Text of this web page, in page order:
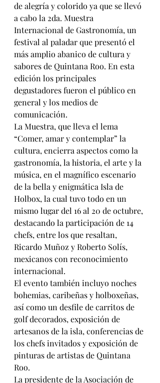
de alegría y colorido ya que se llevó
a cabo la 2da. Muestra
Internacional de Gastronomía, un
festival al paladar que presentó el
más amplio abanico de cultura y
sabores de Quintana Roo. En esta
edición los principales
degustadores fueron el público en
general y los medios de
comunicación.
La Muestra, que lleva el lema
“Comer, amar y contemplar” la
cultura, encierra aspectos como la
gastronomía, la historia, el arte y la
música, en el magnífico escenario
de la bella y enigmática Isla de
Holbox, la cual tuvo todo en un
mismo lugar del 16 al 20 de octubre,
destacando la participación de 14
chefs, entre los que resaltan,
Ricardo Muñoz y Roberto Solís,
mexicanos con reconocimiento
internacional.
El evento también incluyo noches
bohemias, caribeñas y holboxeñas,
así como un desfile de carritos de
golf decorados, exposición de
artesanos de la isla, conferencias de
los chefs invitados y exposición de
pinturas de artistas de Quintana
Roo.
La presidente de la Asociación de